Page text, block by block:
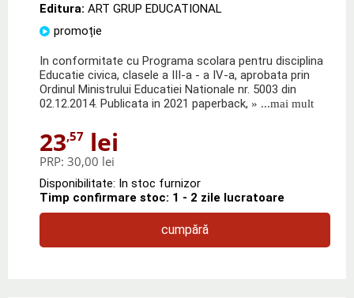
Editura: ART GRUP EDUCATIONAL
promoție
In conformitate cu Programa scolara pentru disciplina
Educatie civica, clasele a III-a - a IV-a, aprobata prin
Ordinul Ministrului Educatiei Nationale nr. 5003 din
02.12.2014. Publicata in 2021 paperback, » ...mai mult
23,57 lei
PRP: 30,00 lei
Disponibilitate: In stoc furnizor
Timp confirmare stoc: 1 - 2 zile lucratoare
cumpără